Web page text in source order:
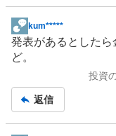
掲
示
板
kum*****
発表があるとした
ど。
投資
返信